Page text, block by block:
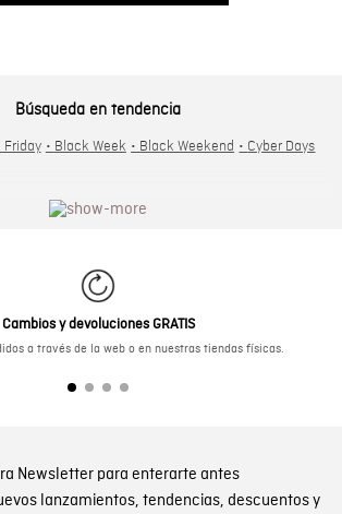
Búsqueda en tendencia
Friday • Black Week • Black Weekend • Cyber Days
Cambios y devoluciones GRATIS
a través de la web o en nuestras tiendas físicas.
Newsletter para enterarte antes
lanzamientos, tendencias, descuentos y